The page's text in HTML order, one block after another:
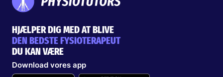
HJÆLPER DIG MED AT BLIVE
DEN BEDSTE FYSIOTERAPEUT
DU KAN VÆRE
Download vores app